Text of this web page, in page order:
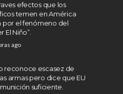
efectos que los
temen en América
por el fenómeno del
El Niño”.
ago
reconoce escasez de
armas pero dice que EU
suficiente.